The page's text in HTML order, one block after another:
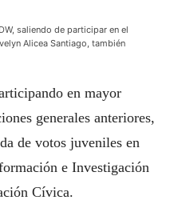
saliendo de participar en el
Alicea Santiago, también
en mayor
generales anteriores,
de votos juveniles en
e Investigación
Cívica.